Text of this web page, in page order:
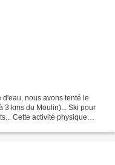
nous avons tenté le
3 kms du Moulin)... Ski pour
Cette activité physique